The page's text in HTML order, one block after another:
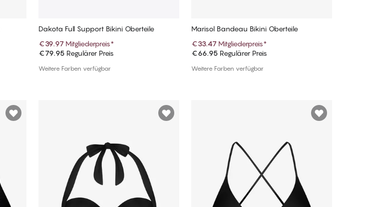
Dakota Full Support Bikini Oberteile
€39.97 Mitgliederpreis*
€79.95 Regulärer Preis
Weitere Farben verfügbar
Marisol Bandeau Bikini Oberteile
€33.47 Mitgliederpreis*
€66.95 Regulärer Preis
Weitere Farben verfügbar